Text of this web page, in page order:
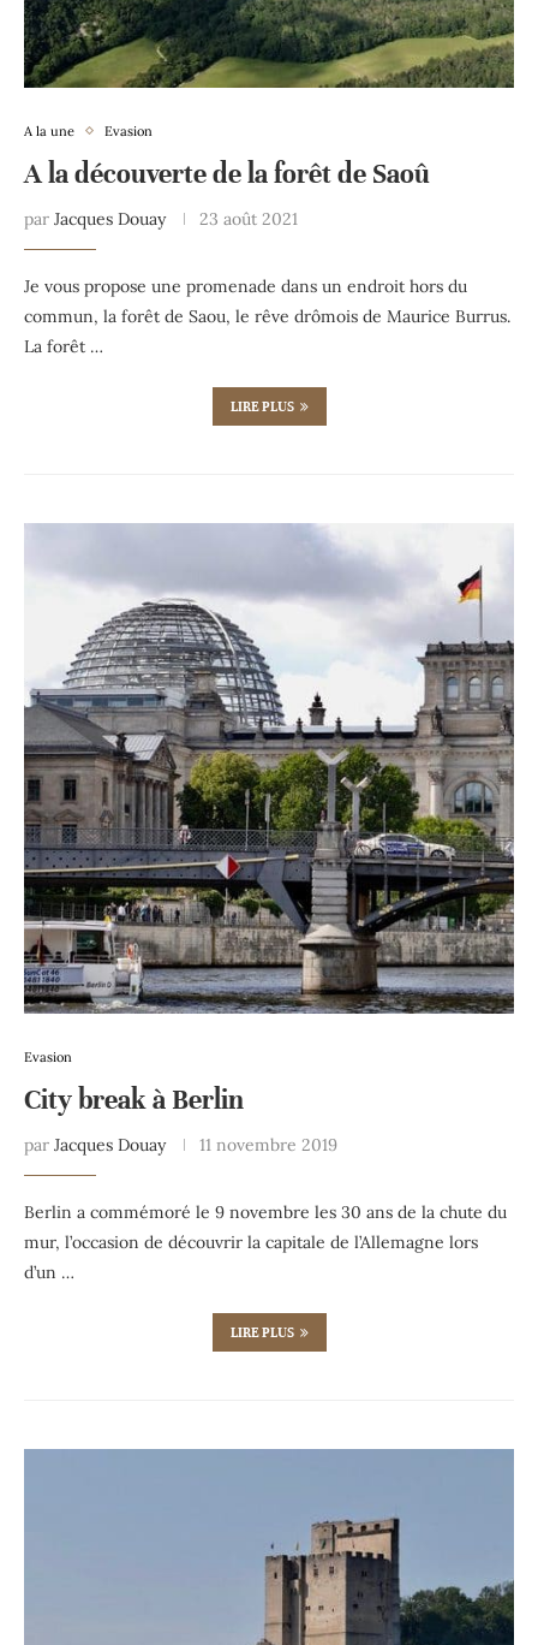
A la une Evasion
A la découverte de la forêt de Saoû
par Jacques Douay 23 août 2021
Je vous propose une promenade dans un endroit hors du
commun, la forêt de Saou, le rêve drômois de Maurice Burrus.
La forêt …
LIRE PLUS
Evasion
City break à Berlin
par Jacques Douay 11 novembre 2019
Berlin a commémoré le 9 novembre les 30 ans de la chute du
mur, l’occasion de découvrir la capitale de l’Allemagne lors
d’un …
LIRE PLUS